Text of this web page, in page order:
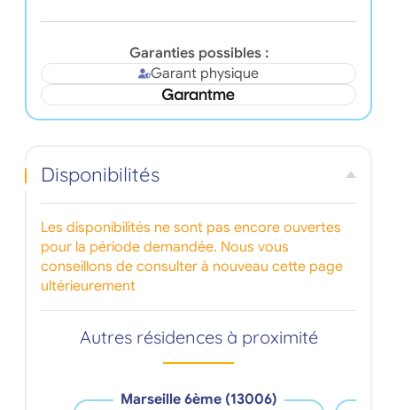
Garanties possibles :
Garant physique
Disponibilités
Les disponibilités ne sont pas encore ouvertes
pour la période demandée. Nous vous
conseillons de consulter à nouveau cette page
ultérieurement
Autres résidences à proximité
Marseille 6ème (13006)